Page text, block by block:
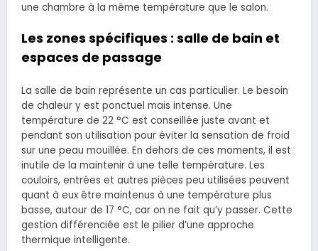
une chambre à la même température que le salon.
Les zones spécifiques : salle de bain et
espaces de passage
La salle de bain représente un cas particulier. Le besoin
de chaleur y est ponctuel mais intense. Une
température de 22 °C est conseillée juste avant et
pendant son utilisation pour éviter la sensation de froid
sur une peau mouillée. En dehors de ces moments, il est
inutile de la maintenir à une telle température. Les
couloirs, entrées et autres pièces peu utilisées peuvent
quant à eux être maintenus à une température plus
basse, autour de 17 °C, car on ne fait qu’y passer. Cette
gestion différenciée est le pilier d’une approche
thermique intelligente.